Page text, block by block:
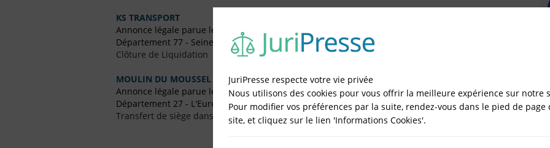
KS TRANSPORT
Annonce légale parue le Jeudi 7 Janvier 2021
Département 77 - Seine-et-Marne
Clôture de Liquidation
MOULIN DU MOUSSEL
Annonce légale parue le Samedi 31 Octobre 2020
Département 27 - L'Eure
Transfert de siège dans un Autre Département (Arrivée)
JuriPresse respecte votre vie privée
Nous utilisons des cookies pour vous offrir la meilleure expérience sur notre
Pour modifier vos préférences par la suite, rendez-vous dans le pied de page
site, et cliquez sur le lien 'Informations Cookies'.